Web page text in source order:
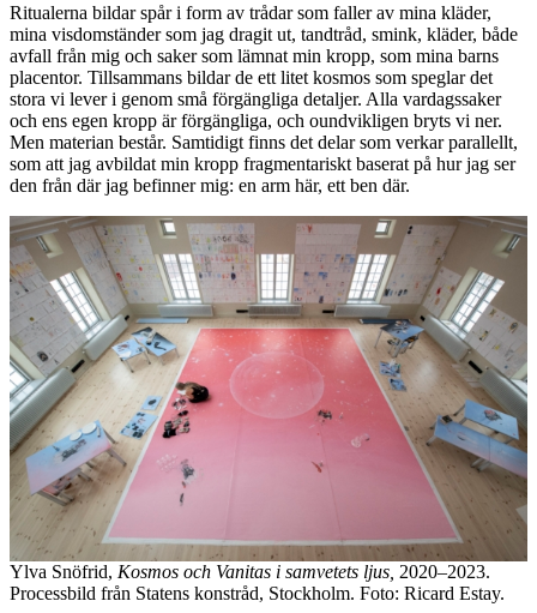
Ritualerna bildar spår i form av trådar som faller av mina kläder,
mina visdomständer som jag dragit ut, tandtråd, smink, kläder, både
avfall från mig och saker som lämnat min kropp, som mina barns
placentor. Tillsammans bildar de ett litet kosmos som speglar det
stora vi lever i genom små förgängliga detaljer. Alla vardagssaker
och ens egen kropp är förgängliga, och oundvikligen bryts vi ner.
Men materian består. Samtidigt finns det delar som verkar parallellt,
som att jag avbildat min kropp fragmentariskt baserat på hur jag ser
den från där jag befinner mig: en arm här, ett ben där.
Ylva Snöfrid, Kosmos och Vanitas i samvetets ljus, 2020–2023.
Processbild från Statens konstråd, Stockholm. Foto: Ricard Estay.